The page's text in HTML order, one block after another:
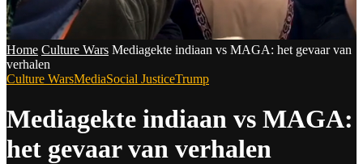
Home Culture Wars Mediagekte indiaan vs MAGA: het gevaar van
verhalen
Culture WarsMediaSocial JusticeTrump
Mediagekte indiaan vs MAGA:
het gevaar van verhalen